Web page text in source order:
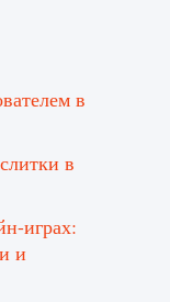
в
0
в
в
играх:
и